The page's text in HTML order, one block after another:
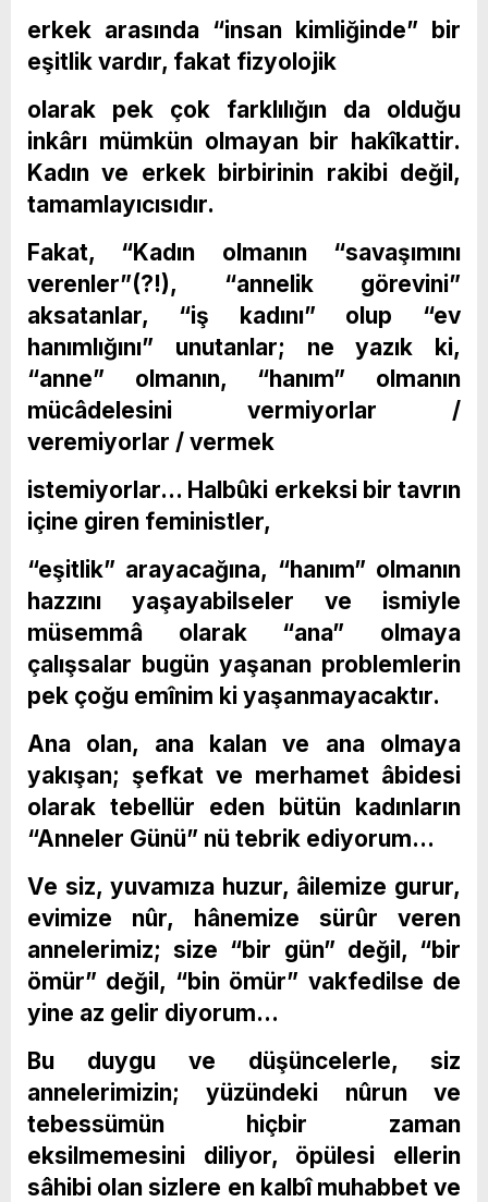
erkek arasında “insan kimliğinde” bir
eşitlik vardır, fakat fizyolojik
olarak pek çok farklılığın da olduğu
inkârı mümkün olmayan bir hakîkattir.
Kadın ve erkek birbirinin rakibi değil,
tamamlayıcısıdır.
Fakat, “Kadın olmanın “savaşımını
verenler”(?!), “annelik görevini”
aksatanlar, “iş kadını” olup “ev
hanımlığını” unutanlar; ne yazık ki,
“anne” olmanın, “hanım” olmanın
mücâdelesini vermiyorlar /
veremiyorlar / vermek
istemiyorlar… Halbûki erkeksi bir tavrın
içine giren feministler,
“eşitlik” arayacağına, “hanım” olmanın
hazzını yaşayabilseler ve ismiyle
müsemmâ olarak “ana” olmaya
çalışsalar bugün yaşanan problemlerin
pek çoğu emînim ki yaşanmayacaktır.
Ana olan, ana kalan ve ana olmaya
yakışan; şefkat ve merhamet âbidesi
olarak tebellür eden bütün kadınların
“Anneler Günü” nü tebrik ediyorum…
Ve siz, yuvamıza huzur, âilemize gurur,
evimize nûr, hânemize sürûr veren
annelerimiz; size “bir gün” değil, “bir
ömür” değil, “bin ömür” vakfedilse de
yine az gelir diyorum…
Bu duygu ve düşüncelerle, siz
annelerimizin; yüzündeki nûrun ve
tebessümün hiçbir zaman
eksilmemesini diliyor, öpülesi ellerin
sâhibi olan sizlere en kalbî muhabbet ve